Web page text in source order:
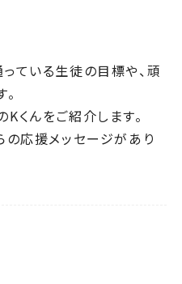
ている生徒の目標や、頑
くんをご紹介します。
の応援メッセージがあり